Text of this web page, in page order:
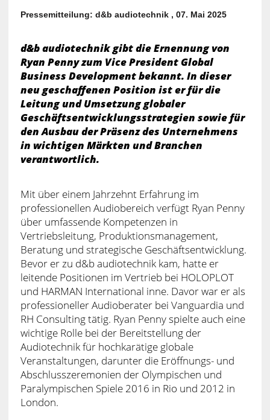
Pressemitteilung: d&b audiotechnik , 07. Mai 2025
d&b audiotechnik gibt die Ernennung von
Ryan Penny zum Vice President Global
Business Development bekannt. In dieser
neu geschaffenen Position ist er für die
Leitung und Umsetzung globaler
Geschäftsentwicklungsstrategien sowie für
den Ausbau der Präsenz des Unternehmens
in wichtigen Märkten und Branchen
verantwortlich.
Mit über einem Jahrzehnt Erfahrung im
professionellen Audiobereich verfügt Ryan Penny
über umfassende Kompetenzen in
Vertriebsleitung, Produktionsmanagement,
Beratung und strategische Geschäftsentwicklung.
Bevor er zu d&b audiotechnik kam, hatte er
leitende Positionen im Vertrieb bei HOLOPLOT
und HARMAN International inne. Davor war er als
professioneller Audioberater bei Vanguardia und
RH Consulting tätig. Ryan Penny spielte auch eine
wichtige Rolle bei der Bereitstellung der
Audiotechnik für hochkarätige globale
Veranstaltungen, darunter die Eröffnungs- und
Abschlusszeremonien der Olympischen und
Paralympischen Spiele 2016 in Rio und 2012 in
London.